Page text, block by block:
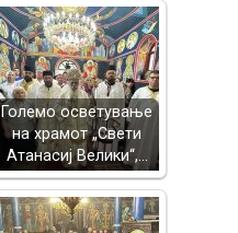
Големо осветување
на храмот „Свети
Атанасиј Велики“,…